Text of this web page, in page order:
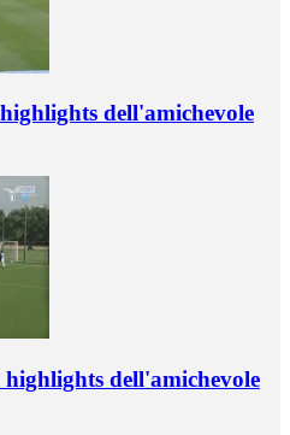
dell'amichevole
dell'amichevole